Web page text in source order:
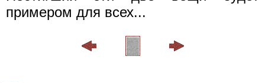
примером для всех...